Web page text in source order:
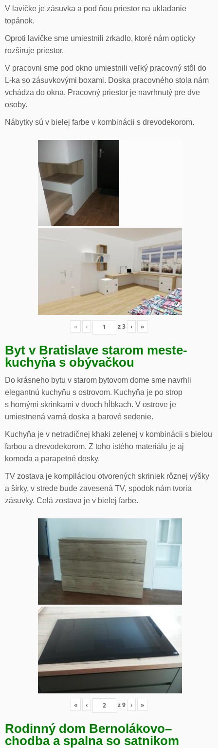
V lavičke je zásuvka a pod ňou priestor na ukladanie
topánok.
Oproti lavičke sme umiestnili zrkadlo, ktoré nám opticky
rozširuje priestor.
V pracovni sme pod okno umiestnili veľký pracovný stôl do
L-ka so zásuvkovými boxami. Doska pracovného stola nám
vchádza do okna. Pracovný priestor je navrhnutý pre dve
osoby.
Nábytky sú v bielej farbe v kombinácii s drevodekorom.
« ‹ z3 › »
Byt v Bratislave starom meste-
kuchyňa s obývačkou
Do krásneho bytu v starom bytovom dome sme navrhli
elegantnú kuchyňu s ostrovom. Kuchyňa je po strop
s hornými skrinkami v dvoch hĺbkach. V ostrove je
umiestnená varná doska a barové sedenie.
Kuchyňa je v netradičnej khaki zelenej v kombinácii s bielou
farbou a drevodekorom. Z toho istého materiálu je aj
komoda a parapetné dosky.
TV zostava je kompiláciou otvorených skriniek rôznej výšky
a šírky, v strede bude zavesená TV, spodok nám tvoria
zásuvky. Celá zostava je v bielej farbe.
« ‹ z9 › »
Rodinný dom Bernolákovo–
chodba a spalna so satnikom